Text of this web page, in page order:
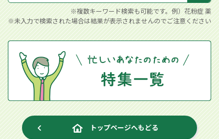
※複数キーワード検索も可能です。例）花粉症 薬
※未入力で検索された場合は結果が表示されませんのでご注意ください
トップページへもどる